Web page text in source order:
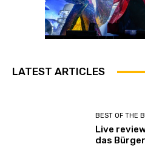
LATEST ARTICLES
BEST OF THE
Live
das